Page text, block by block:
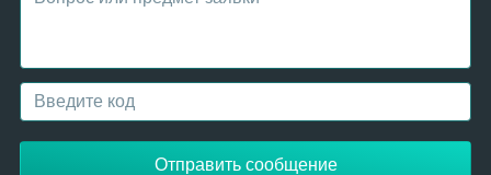
Отправить сообщение